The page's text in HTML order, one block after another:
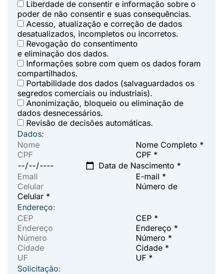
Liberdade de consentir e informação sobre o
poder de não consentir e suas consequências.
Acesso, atualização e correção de dados
desatualizados, incompletos ou incorretos.
Revogação do consentimento
e eliminação dos dados.
Informações sobre com quem os dados foram
compartilhados.
Portabilidade dos dados (salvaguardados os
segredos comerciais ou industriais).
Anonimização, bloqueio ou eliminação de
dados desnecessários.
Revisão de decisões automáticas.
Dados:
Nome Completo *
CPF *
Data de Nascimento *
E-mail *
Número de
Celular *
Endereço:
CEP *
Endereço *
Número *
Cidade *
UF *
Solicitação: